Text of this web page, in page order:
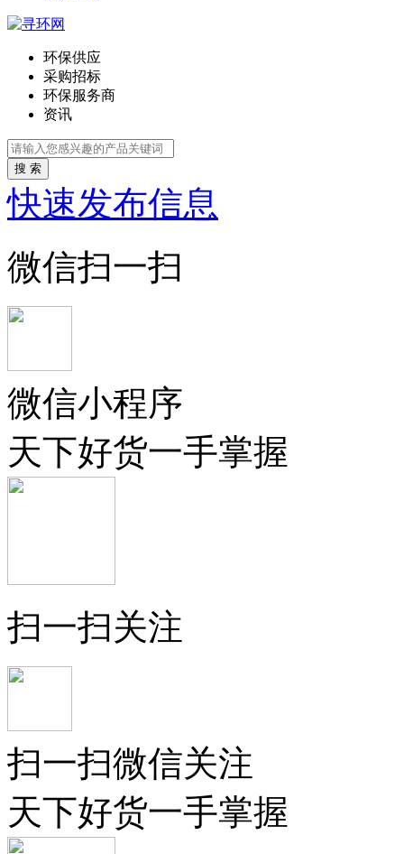
环保供应
采购招标
环保服务商
资讯
搜 索
快速发布信息
微信扫一扫
微信小程序
天下好货一手掌握
扫一扫关注
扫一扫微信关注
天下好货一手掌握